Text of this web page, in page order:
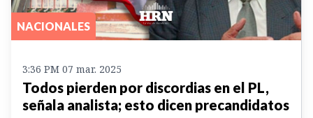
NACIONALES
3:36 PM 07 mar. 2025
Todos pierden por discordias en el PL,
señala analista; esto dicen precandidatos